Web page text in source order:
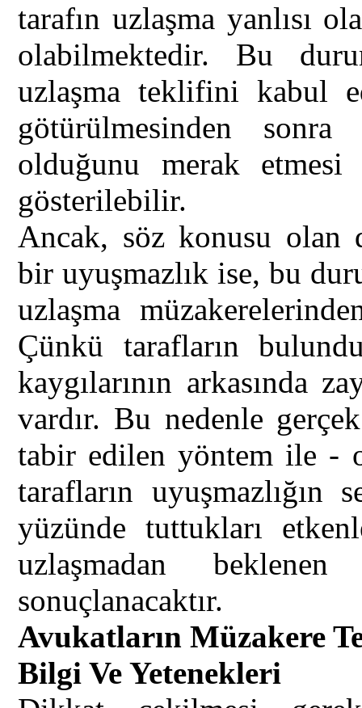
tarafın uzlaşma yanlısı
olabilmektedir. Bu
uzlaşma teklifini kabul
götürülmesinden sonra
olduğunu merak
gösterilebilir.
Ancak, söz konusu olan
bir uyuşmazlık ise, bu
uzlaşma
Çünkü tarafların
kaygılarının arkasında
vardır. Bu nedenle
tabir edilen yöntem ile -
tarafların uyuşmazlığın
yüzünde tuttukları
uzlaşmadan
sonuçlanacaktır.
Avukatların Müzakere
Bilgi Ve Yetenekleri